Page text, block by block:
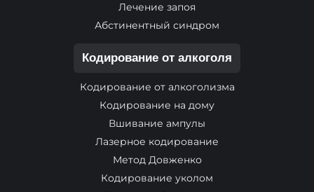
Лечение запоя
Абстинентный синдром
Кодирование от алкоголя
Кодирование от алкоголизма
Кодирование на дому
Вшивание ампулы
Лазерное кодирование
Метод Довженко
Кодирование уколом